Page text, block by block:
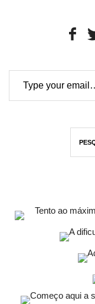
Type your email…